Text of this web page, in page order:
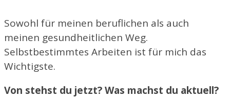
Sowohl für meinen beruflichen als auch
meinen gesundheitlichen Weg.
Selbstbestimmtes Arbeiten ist für mich das
Wichtigste.
Von stehst du jetzt? Was machst du aktuell?